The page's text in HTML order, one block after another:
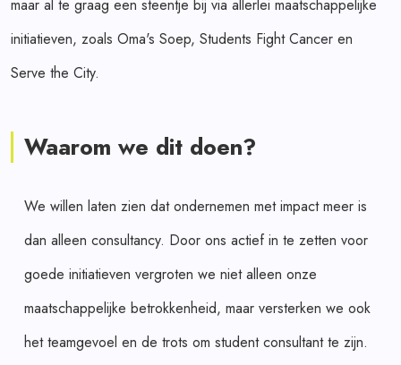
maar al te graag een steentje bij via allerlei maatschappelijke
initiatieven, zoals Oma's Soep, Students Fight Cancer en
Serve the City.
Waarom we dit doen?
We willen laten zien dat ondernemen met impact meer is
dan alleen consultancy. Door ons actief in te zetten voor
goede initiatieven vergroten we niet alleen onze
maatschappelijke betrokkenheid, maar versterken we ook
het teamgevoel en de trots om student consultant te zijn.